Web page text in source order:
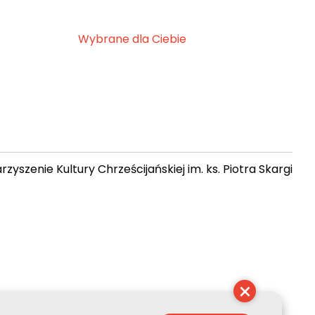
Wybrane dla Ciebie
Kultury Chrześcijańskiej im. ks. Piotra Skargi
×